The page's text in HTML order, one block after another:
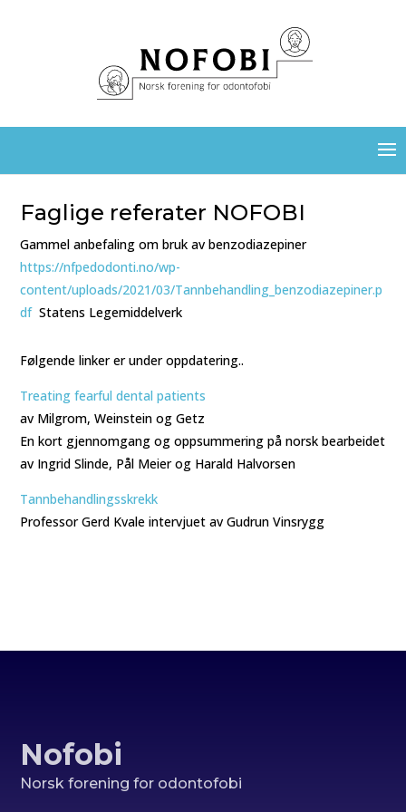
Faglige referater NOFOBI
Gammel anbefaling om bruk av benzodiazepiner
https://nfpedodonti.no/wp-
content/uploads/2021/03/Tannbehandling_benzodiazepiner.p
df Statens Legemiddelverk
Følgende linker er under oppdatering..
Treating fearful dental patients
av Milgrom, Weinstein og Getz
En kort gjennomgang og oppsummering på norsk bearbeidet
av Ingrid Slinde, Pål Meier og Harald Halvorsen
Tannbehandlingsskrekk
Professor Gerd Kvale intervjuet av Gudrun Vinsrygg
Nofobi
Norsk forening for odontofobi